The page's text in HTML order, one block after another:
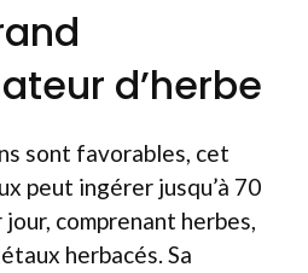
d’herbe
sont favorables, cet
peut ingérer jusqu’à 70
comprenant herbes,
herbacés. Sa